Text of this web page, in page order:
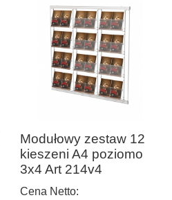
Modułowy zestaw 12
kieszeni A4 poziomo
3x4 Art 214v4
Cena Netto: